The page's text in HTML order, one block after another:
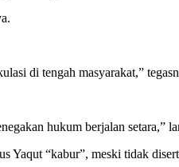
di tengah masyarakat,”
hukum berjalan setara,”
Yaqut “kabur”, meski tidak